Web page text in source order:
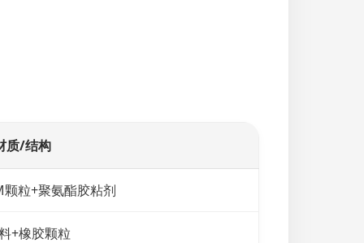
质/结构
颗粒+聚氨酯胶粘剂
+橡胶颗粒